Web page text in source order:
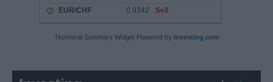
Technical Summary Widget Powered by Investing.com